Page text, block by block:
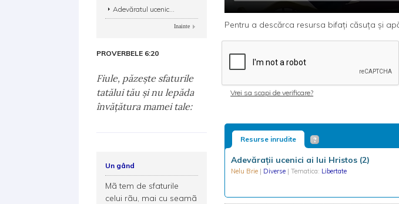
Pentru a descărca resursa bifați căsuța și
Vrei sa scapi de verificare?
Resurse inrudite
Adevărații ucenici ai lui Hristos (2)
Nelu Brie | Diverse | Tematica: Libertate
Adevăratul ucenic...
Inainte
PROVERBELE 6:20
Fiule, păzeşte sfaturile
tatălui tău şi nu lepăda
învăţătura mamei tale:
Un gând
Mã tem de sfaturile
celui rãu, mai cu seamã